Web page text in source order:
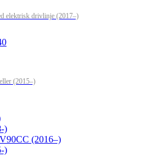
elektrisk drivlinje (2017–)
(2015–)
)
(2016–)
)